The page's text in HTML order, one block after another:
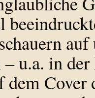
u.a. in
dem